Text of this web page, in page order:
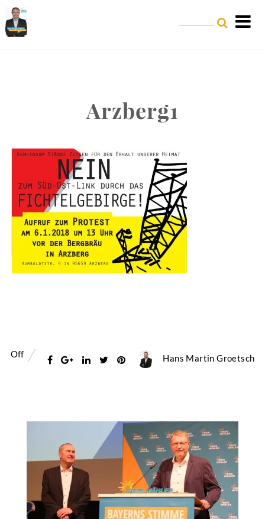
Arzberg1
Off Hans Martin Groetsch